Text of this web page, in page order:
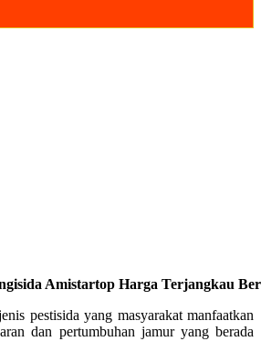
Amistartop Harga Terjangkau
pestisida yang masyarakat manfaatkan
dan pertumbuhan jamur yang berada